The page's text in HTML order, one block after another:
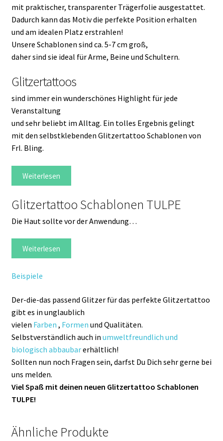
mit praktischer, transparenter Trägerfolie ausgestattet.
Dadurch kann das Motiv die perfekte Position erhalten
und am idealen Platz erstrahlen!
Unsere Schablonen sind ca. 5-7 cm groß,
daher sind sie ideal für Arme, Beine und Schultern.
Glitzertattoos
sind immer ein wunderschönes Highlight für jede
Veranstaltung
und sehr beliebt im Alltag. Ein tolles Ergebnis gelingt
mit den selbstklebenden Glitzertattoo Schablonen von
Frl. Bling.
Weiterlesen
Glitzertattoo Schablonen TULPE
Die Haut sollte vor der Anwendung…
Weiterlesen
Beispiele
Der-die-das passend Glitzer für das perfekte Glitzertattoo
gibt es in unglaublich
vielen Farben , Formen und Qualitäten.
Selbstverständlich auch in umweltfreundlich und
biologisch abbaubarerhältlich!
Sollten nun noch Fragen sein, darfst Du Dich sehr gerne bei
uns melden.
Viel Spaß mit deinen neuen Glitzertattoo Schablonen
TULPE!
Ähnliche Produkte